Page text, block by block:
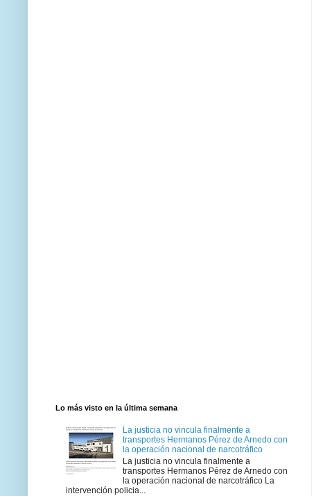
Lo más visto en la última semana
La justicia no vincula finalmente a
transportes Hermanos Pérez de Arnedo con
la operación nacional de narcotráfico
La justicia no vincula finalmente a
transportes Hermanos Pérez de Arnedo con
la operación nacional de narcotráfico La
intervención policia...